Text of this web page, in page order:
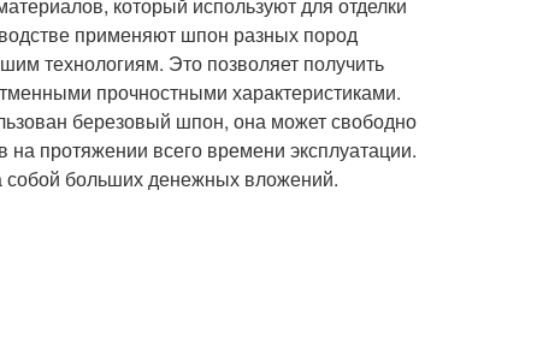
применяют шпон разных пород
технологиям. Это позволяет получить
прочностными характеристиками.
березовый шпон, она может свободно
на протяжении всего времени эксплуатации.
собой больших денежных вложений.